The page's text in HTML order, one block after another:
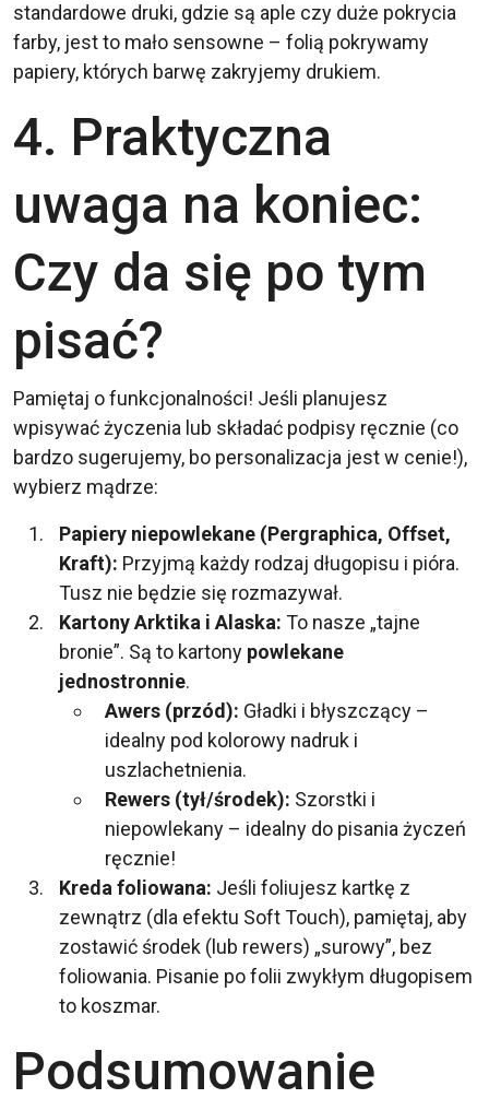
standardowe druki, gdzie są aple czy duże pokrycia
farby, jest to mało sensowne – folią pokrywamy
papiery, których barwę zakryjemy drukiem.
4. Praktyczna
uwaga na koniec:
Czy da się po tym
pisać?
Pamiętaj o funkcjonalności! Jeśli planujesz
wpisywać życzenia lub składać podpisy ręcznie (co
bardzo sugerujemy, bo personalizacja jest w cenie!),
wybierz mądrze:
Papiery niepowlekane (Pergraphica, Offset,
Kraft): Przyjmą każdy rodzaj długopisu i pióra.
Tusz nie będzie się rozmazywał.
Kartony Arktika i Alaska: To nasze „tajne
bronie”. Są to kartony powlekane
jednostronnie.
Awers (przód): Gładki i błyszczący –
idealny pod kolorowy nadruk i
uszlachetnienia.
Rewers (tył/środek): Szorstki i
niepowlekany – idealny do pisania życzeń
ręcznie!
Kreda foliowana: Jeśli foliujesz kartkę z
zewnątrz (dla efektu Soft Touch), pamiętaj, aby
zostawić środek (lub rewers) „surowy”, bez
foliowania. Pisanie po folii zwykłym długopisem
to koszmar.
Podsumowanie